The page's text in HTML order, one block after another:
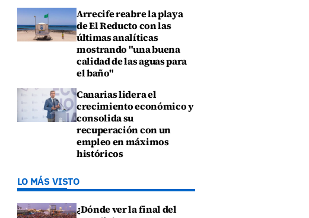
Arrecife reabre la playa
de El Reducto con las
últimas analíticas
mostrando "una buena
calidad de las aguas para
el baño"
Canarias lidera el
crecimiento económico y
consolida su
recuperación con un
empleo en máximos
históricos
LO MÁS VISTO
¿Dónde ver la final del